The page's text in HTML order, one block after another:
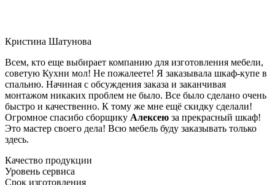
Кристина Шатунова
Всем, кто еще выбирает компанию для изготовления мебели,
советую Кухни мол! Не пожалеете! Я заказывала шкаф-купе в
спальню. Начиная с обсуждения заказа и заканчивая
монтажом никаких проблем не было. Все было сделано очень
быстро и качественно. К тому же мне ещё скидку сделали!
Огромное спасибо сборщику Алексею за прекрасный шкаф!
Это мастер своего дела! Всю мебель буду заказывать только
здесь.
Качество продукции
Уровень сервиса
Срок изготовления